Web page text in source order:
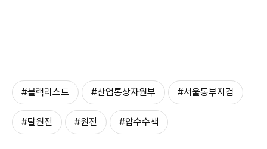
#블랙리스트 #산업통상자원부 #서울동부지검
#탈원전 #원전 #압수수색